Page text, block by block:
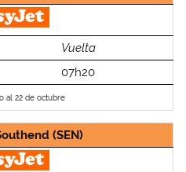
Vuelta
07h20
al 22 de octubre
(SEN)